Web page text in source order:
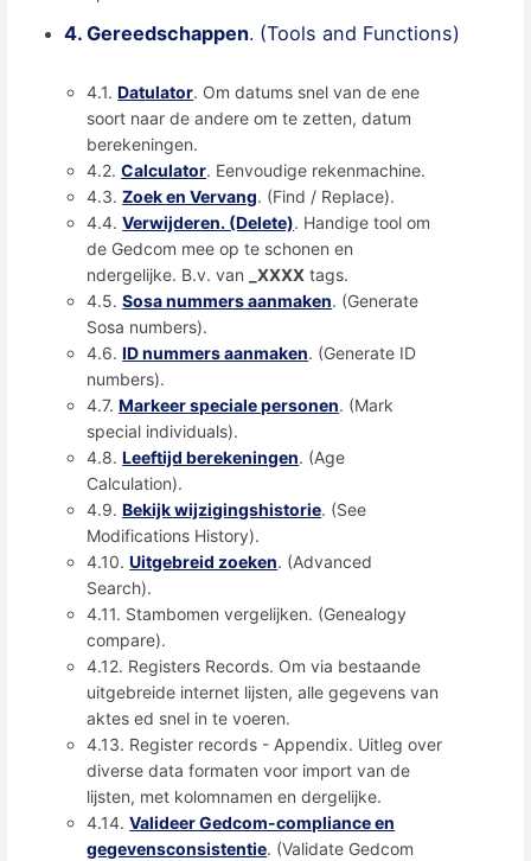
4. Gereedschappen. (Tools and Functions)
4.1.Datulator. Om datums snel van de ene
soort naar de andere om te zetten, datum
berekeningen.
4.2.Calculator. Eenvoudige rekenmachine.
4.3.Zoek en Vervang. (Find / Replace).
4.4.Verwijderen. (Delete). Handige tool om
de Gedcom mee op te schonen en
ndergelijke. B.v. van
_XXXX tags.
4.5.Sosa nummers aanmaken. (Generate
Sosa numbers).
4.6.ID nummers aanmaken. (Generate ID
numbers).
4.7.Markeer speciale personen. (Mark
special individuals).
4.8.Leeftijd berekeningen. (Age
Calculation).
4.9.Bekijk wijzigingshistorie. (See
Modifications History).
4.10.Uitgebreid zoeken. (Advanced
Search).
4.11. Stambomen vergelijken. (Genealogy
compare).
4.12. Registers Records. Om via bestaande
uitgebreide internet lijsten, alle gegevens van
aktes ed snel in te voeren.
4.13. Register records - Appendix. Uitleg over
diverse data formaten voor import van de
lijsten, met kolomnamen en dergelijke.
4.14.Valideer Gedcom-compliance en
gegevensconsistentie. (Validate Gedcom